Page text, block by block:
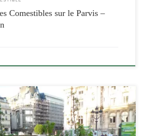
Comestibles sur le Parvis –